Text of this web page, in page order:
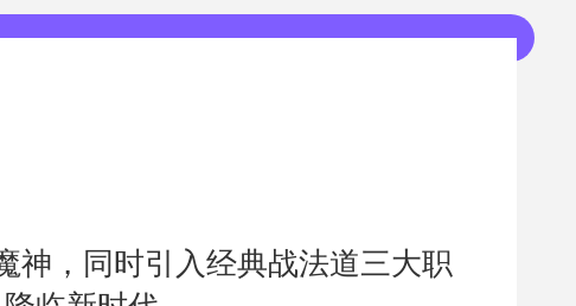
神，同时引入经典战法道三大职